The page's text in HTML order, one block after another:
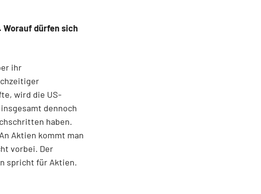
Worauf dürfen sich
ihr
wird die US-
dennoch
haben.
Aktien kommt man
vorbei. Der
spricht für Aktien.